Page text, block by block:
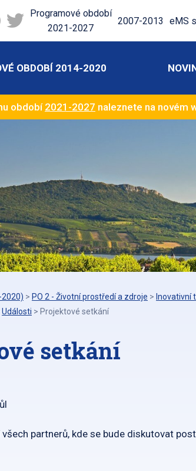
Programové období
2021-2027
2007-2013 eMS
OBDOBÍ 2014-2020
období2021-2027 naleznete na novém
2020) > PO 2 - Životní prostředí a zdroje > Inovativní
Události > Projektové setkání
setkání
partnerů, kde se bude diskutovat